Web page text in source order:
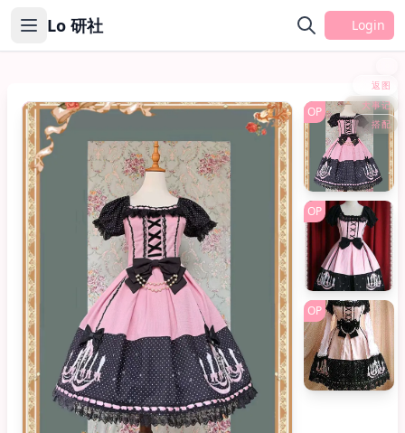
Lo 研社 Login
返图
大事记
搭配
系列 OP
OP
OP